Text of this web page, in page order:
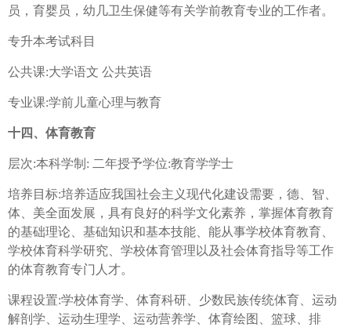
员，育婴员，幼几卫生保健等有关学前教育专业的工作者。
专升本考试科目
公共课:大学语文 公共英语
专业课:学前儿童心理与教育
十四、体育教育
层次:本科学制: 二年授予学位:教育学学士
培养目标:培养适应我国社会主义现代化建设需要，德、智、
体、美全面发展，具有良好的科学文化素养，掌握体育教育
的基础理论、基础知识和基本技能、能从事学校体育教育、
学校体育科学研究、学校体育管理以及社会体育指导等工作
的体育教育专门人才。
课程设置:学校体育学、体育科研、少数民族传统体育、运动
解剖学、运动生理学、运动营养学、体育绘图、篮球、排